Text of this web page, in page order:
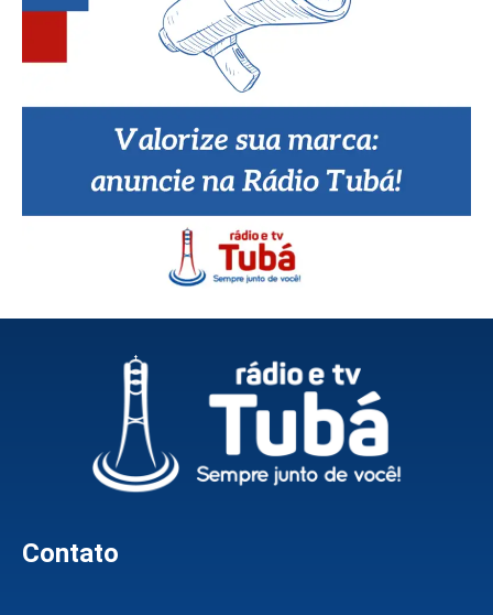
Contato